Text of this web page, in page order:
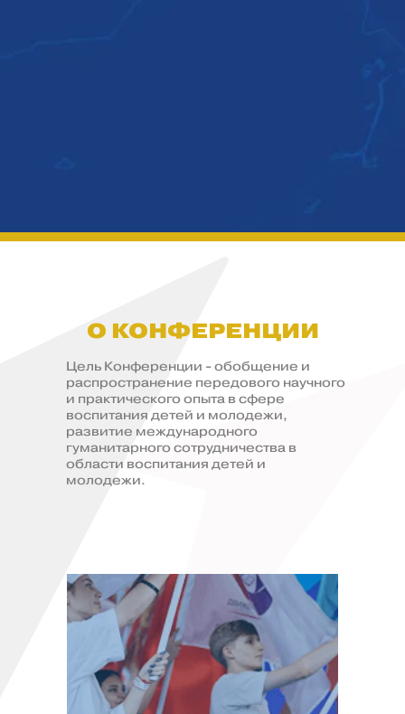
О КОНФЕРЕНЦИИ
Цель Конференции - обобщение и
распространение передового научного
и практического опыта в сфере
воспитания детей и молодежи,
развитие международного
гуманитарного сотрудничества в
области воспитания детей и
молодежи.